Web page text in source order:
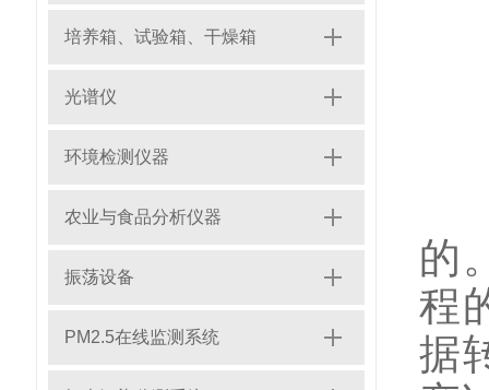
培养箱、试验箱、干燥箱
光谱仪
环境检测仪器
农业与食品分析仪器
振荡设备
PM2.5在线监测系统
的
程
据